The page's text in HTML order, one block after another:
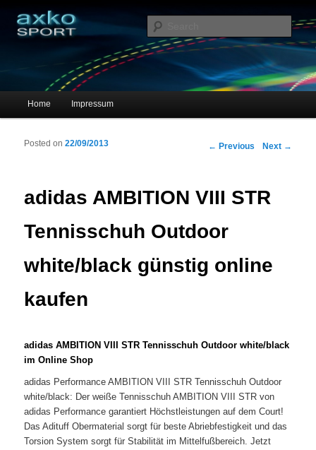
axko-sport – Sportschuhe online
Main menu
Skip to primary content
Skip to secondary content
Home Impressum
Post navigation
← Previous Next →
adidas AMBITION VIII STR
Tennisschuh Outdoor
white/black günstig online
kaufen
Posted on22/09/2013
adidas AMBITION VIII STR Tennisschuh Outdoor white/black
im Online Shop
adidas Performance AMBITION VIII STR Tennisschuh Outdoor
white/black: Der weiße Tennisschuh AMBITION VIII STR von
adidas Performance garantiert Höchstleistungen auf dem Court!
Das Adituff Obermaterial sorgt für beste Abriebfestigkeit und das
Torsion System sorgt für Stabilität im Mittelfußbereich. Jetzt